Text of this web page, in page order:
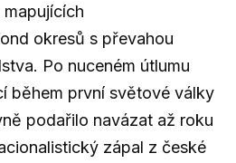
okresů s převahou
Po nuceném útlumu
během první světové války
podařilo navázat až roku
zápal z české